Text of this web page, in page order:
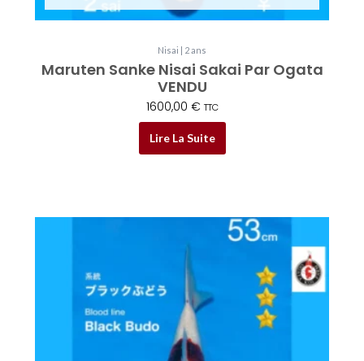
Nisai | 2 ans
Maruten Sanke Nisai Sakai Par Ogata
VENDU
1600,00 € TTC
Lire La Suite